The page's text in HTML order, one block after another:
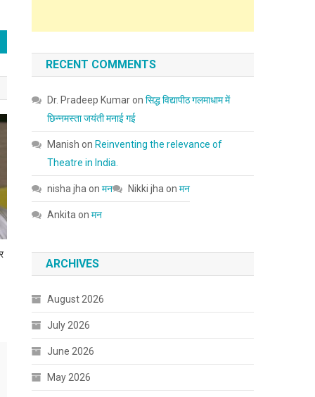
RECENT COMMENTS
Dr. Pradeep Kumaronसिद्ध विद्यापीठ गलमाधाम में
छिन्नमस्ता जयंती मनाई गई
Manish on Reinventing the relevance of
Theatre in India.
nisha jha onमन Nikki jha onमन
Ankita onमन
ARCHIVES
August 2026
July 2026
June 2026
May 2026